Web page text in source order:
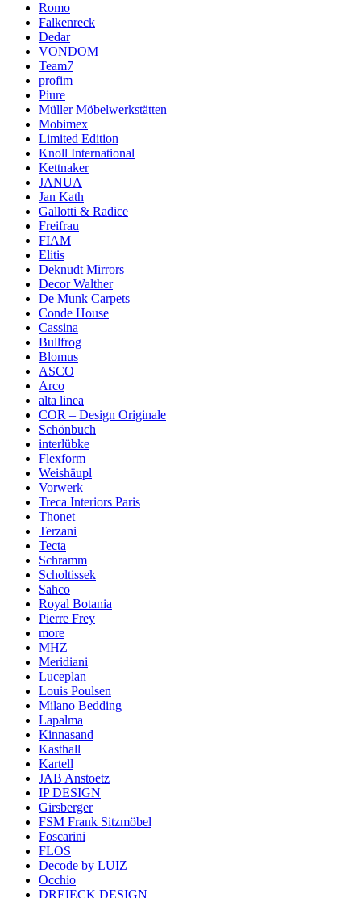
Romo
Falkenreck
Dedar
VONDOM
Team7
profim
Piure
Müller Möbelwerkstätten
Mobimex
Limited Edition
Knoll International
Kettnaker
JANUA
Jan Kath
Gallotti & Radice
Freifrau
FIAM
Elitis
Deknudt Mirrors
Decor Walther
De Munk Carpets
Conde House
Cassina
Bullfrog
Blomus
ASCO
Arco
alta linea
COR – Design Originale
Schönbuch
interlübke
Flexform
Weishäupl
Vorwerk
Treca Interiors Paris
Thonet
Terzani
Tecta
Schramm
Scholtissek
Sahco
Royal Botania
Pierre Frey
more
MHZ
Meridiani
Luceplan
Louis Poulsen
Milano Bedding
Lapalma
Kinnasand
Kasthall
Kartell
JAB Anstoetz
IP DESIGN
Girsberger
FSM Frank Sitzmöbel
Foscarini
FLOS
Decode by LUIZ
Occhio
DREIECK DESIGN